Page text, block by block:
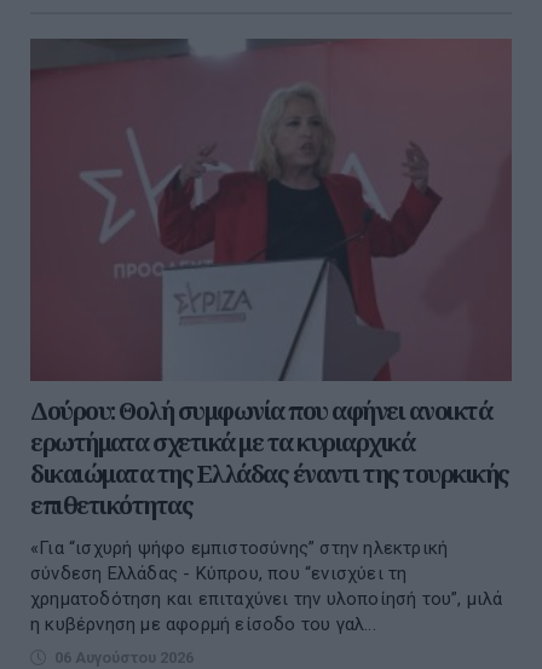
Δούρου: Θολή συμφωνία που αφήνει ανοικτά
ερωτήματα σχετικά με τα κυριαρχικά
δικαιώματα της Ελλάδας έναντι της τουρκικής
επιθετικότητας
«Για “ισχυρή ψήφο εμπιστοσύνης” στην ηλεκτρική
σύνδεση Ελλάδας - Κύπρου, που “ενισχύει τη
χρηματοδότηση και επιταχύνει την υλοποίησή του”, μιλά
η κυβέρνηση με αφορμή είσοδο του γαλ...
06 Αυγούστου 2026